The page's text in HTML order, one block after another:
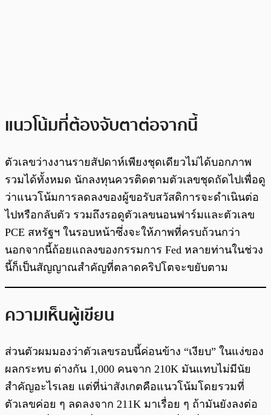
แนวโน้มที่ต้องจับตาต่อจากนี้
ตัวเลขว่างงานรายสัปดาห์เพียงชุดเดียวไม่ได้บอกภาพ
รวมได้ทั้งหมด นักลงทุนควรติดตามตัวเลขชุดถัดไปเพื่อดู
ว่าแนวโน้มการลดลงของผู้ขอรับสวัสดิการจะดำเนินต่อ
ไปหรือกลับตัว รวมถึงรอดูตัวเลขนอนฟาร์มและตัวเลข
PCE สหรัฐฯ ในรอบหน้าซึ่งจะให้ภาพที่ครบถ้วนกว่า
นอกจากนี้ถ้อยแถลงของกรรมการ Fed หลายท่านในช่วง
นี้ก็เป็นสัญญาณสำคัญที่ตลาดคริปโตจะขยับตาม
ความเห็นผู้เขียน
ส่วนตัวผมมองว่าตัวเลขรอบนี้ค่อนข้าง “เงียบ” ในแง่ของ
ผลกระทบ ต่างกัน 1,000 คนจาก 210K มันแทบไม่มีนัย
สำคัญอะไรเลย แต่ที่น่าสังเกตคือแนวโน้มโดยรวมที่
ตัวเลขค่อย ๆ ลดลงจาก 211K มาเรื่อย ๆ ถ้ามันยังลงต่อ